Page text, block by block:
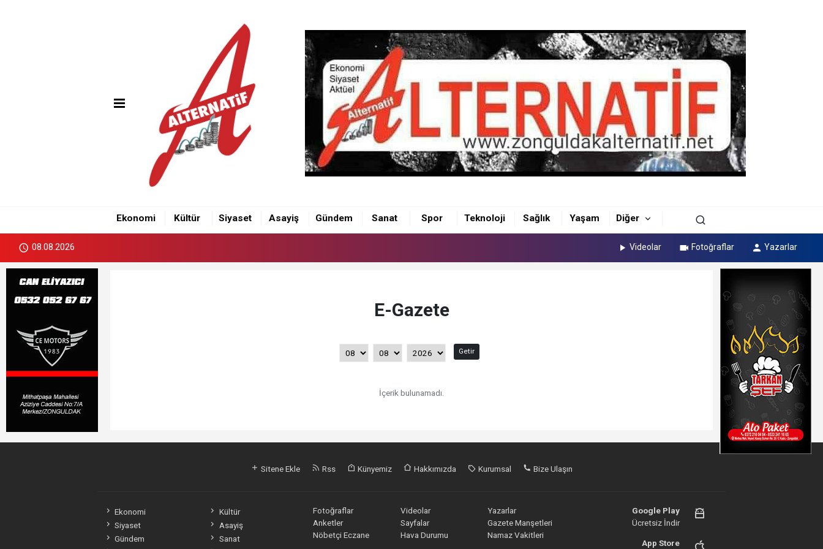
Ekonomi Kültür Siyaset Asayiş Gündem Sanat Spor Teknoloji Sağlık Yaşam Diğer
08.08.2026 Videolar Fotoğraflar Yazarlar
E-Gazete
Getir
İçerik bulunamadı.
Sitene Ekle Rss Künyemiz Hakkımızda Kurumsal Bize Ulaşın
Ekonomi
Kültür
Siyaset
Asayiş
Gündem
Sanat
Fotoğraflar Videolar
Yazarlar
Anketler
Sayfalar
Gazete Manşetleri
Nöbetçi Eczane
Hava Durumu Namaz Vakitleri
Google Play
Ücretsiz İndir
App Store